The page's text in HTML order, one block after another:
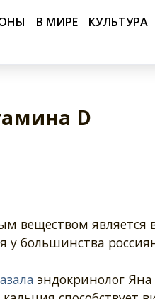
В МИРЕ КУЛЬТУРА
D
веществом является
у большинства
эндокринолог Яна